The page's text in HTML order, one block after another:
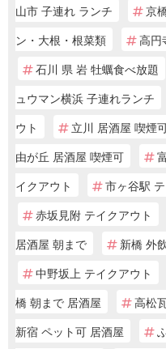
山市 子連れ ランチ
京
ン・大根・根菜類
高円
石川 県 岩 牡蠣食べ放題
ュウマン横浜 子連れランチ
ウト
立川 居酒屋 喫煙
由が丘 居酒屋 喫煙可
イクアウト
市ヶ谷駅
赤坂見附 テイクアウト
居酒屋 朝まで
新橋 外
中野坂上 テイクアウト
橋 朝まで 居酒屋
高松
新宿 ペット可 居酒屋